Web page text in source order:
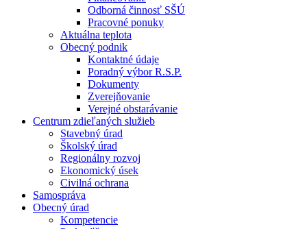
Odborná činnosť SŠÚ
Pracovné ponuky
Aktuálna teplota
Obecný podnik
Kontaktné údaje
Poradný výbor R.S.P.
Dokumenty
Zverejňovanie
Verejné obstarávanie
Centrum zdieľaných služieb
Stavebný úrad
Školský úrad
Regionálny rozvoj
Ekonomický úsek
Civilná ochrana
Samospráva
Obecný úrad
Kompetencie